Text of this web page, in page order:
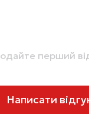
перший
Написати